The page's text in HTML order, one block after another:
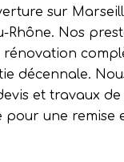
sur
Rhône. Nos
décennale.
et travaux
pour une remise